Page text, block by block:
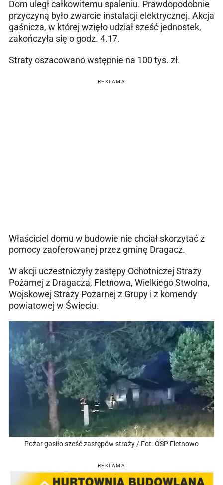
Dom uległ całkowitemu spaleniu. Prawdopodobnie
przyczyną było zwarcie instalacji elektrycznej. Akcja
gaśnicza, w której wzięło udział sześć jednostek,
zakończyła się o godz. 4.17.
Straty oszacowano wstępnie na 100 tys. zł.
REKLAMA
Właściciel domu w budowie nie chciał skorzytać z
pomocy zaoferowanej przez gminę Dragacz.
W akcji uczestniczyły zastępy Ochotniczej Straży
Pożarnej z Dragacza, Fletnowa, Wielkiego Stwolna,
Wojskowej Straży Pożarnej z Grupy i z komendy
powiatowej w Świeciu.
Pożar gasiło sześć zastępów straży / Fot. OSP Fletnowo
REKLAMA